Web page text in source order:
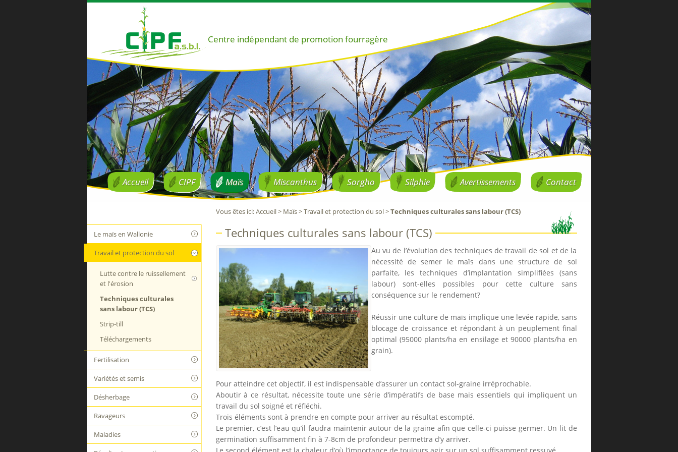
Centre indépendant de promotion fourragère
Accueil CIPF Maïs Miscanthus Sorgho Silphie Avertissements Contact
Le maïs en Wallonie
Travail et protection du sol
Lutte contre le ruissellement
et l'érosion
Techniques culturales
sans labour (TCS)
Strip-till
Téléchargements
Fertilisation
Variétés et semis
Désherbage
Ravageurs
Maladies
Vous êtes ici:Accueil> Maïs>Travail et protection du sol>Techniques culturales sans labour (TCS)
Techniques culturales sans labour (TCS)
Au vu de l’évolution des techniques de travail de sol et de la
nécessité de semer le maïs dans une structure de sol
parfaite, les techniques d’implantation simplifiées (sans
labour) sont-elles possibles pour cette culture sans
conséquence sur le rendement?
Réussir une culture de maïs implique une levée rapide, sans
blocage de croissance et répondant à un peuplement final
optimal (95000 plants/ha en ensilage et 90000 plants/ha en
grain).
Pour atteindre cet objectif, il est indispensable d’assurer un contact sol-graine irréprochable.
Aboutir à ce résultat, nécessite toute une série d’impératifs de base mais essentiels qui impliquent un
travail du sol soigné et réfléchi.
Trois éléments sont à prendre en compte pour arriver au résultat escompté.
Le premier, c’est l’eau qu’il faudra maintenir autour de la graine afin que celle-ci puisse germer. Un lit de
germination suffisamment fin à 7-8cm de profondeur permettra d’y arriver.